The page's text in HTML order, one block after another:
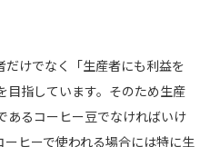
だけでなく「生産者にも利益を
目指しています。そのため生産
あるコーヒー豆でなければいけ
ヒーで使われる場合には特に生